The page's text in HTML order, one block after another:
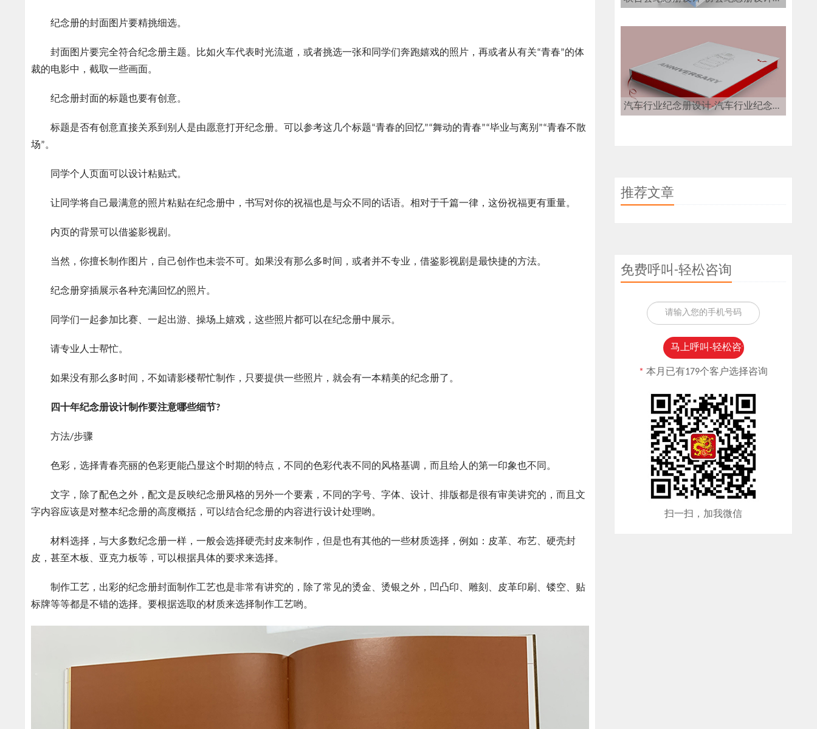
纪念册的封面图片要精挑细选。
封面图片要完全符合纪念册主题。比如火车代表时光流逝，或者挑选一张和同学们奔跑嬉戏的照片，再或者从有关“青春”的体
裁的电影中，截取一些画面。
纪念册封面的标题也要有创意。
标题是否有创意直接关系到别人是由愿意打开纪念册。可以参考这几个标题“青春的回忆”“舞动的青春”“毕业与离别”“青春不散
场”。
同学个人页面可以设计粘贴式。
让同学将自己最满意的照片粘贴在纪念册中，书写对你的祝福也是与众不同的话语。相对于千篇一律，这份祝福更有重量。
内页的背景可以借鉴影视剧。
当然，你擅长制作图片，自己创作也未尝不可。如果没有那么多时间，或者并不专业，借鉴影视剧是最快捷的方法。
纪念册穿插展示各种充满回忆的照片。
同学们一起参加比赛、一起出游、操场上嬉戏，这些照片都可以在纪念册中展示。
请专业人士帮忙。
如果没有那么多时间，不如请影楼帮忙制作，只要提供一些照片，就会有一本精美的纪念册了。
四十年纪念册设计制作要注意哪些细节?
方法/步骤
色彩，选择青春亮丽的色彩更能凸显这个时期的特点，不同的色彩代表不同的风格基调，而且给人的第一印象也不同。
文字，除了配色之外，配文是反映纪念册风格的另外一个要素，不同的字号、字体、设计、排版都是很有审美讲究的，而且文
字内容应该是对整本纪念册的高度概括，可以结合纪念册的内容进行设计处理哟。
材料选择，与大多数纪念册一样，一般会选择硬壳封皮来制作，但是也有其他的一些材质选择，例如：皮革、布艺、硬壳封
皮，甚至木板、亚克力板等，可以根据具体的要求来选择。
制作工艺，出彩的纪念册封面制作工艺也是非常有讲究的，除了常见的烫金、烫银之外，凹凸印、雕刻、皮革印刷、镂空、贴
标牌等等都是不错的选择。要根据选取的材质来选择制作工艺哟。
汽车行业纪念册设计-汽车行业纪念册设计公司
推荐文章
免费呼叫-轻松咨询
*本月已有179个客户选择咨询
扫一扫，加我微信